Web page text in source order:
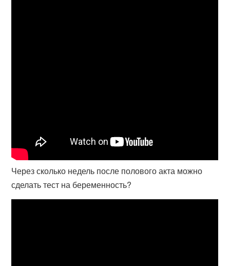
Через сколько недель после полового акта можно
сделать тест на беременность?